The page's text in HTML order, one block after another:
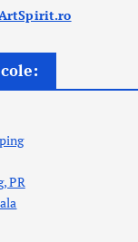
PR